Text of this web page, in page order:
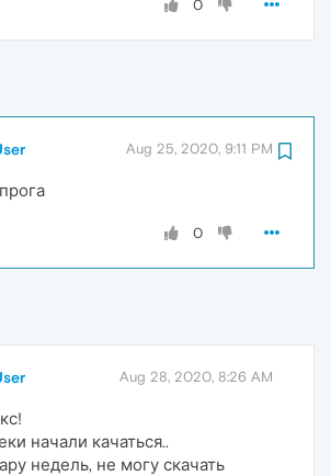
0
Aug 25, 2020, 9:11 PM
0
Aug 28, 2020, 8:26 AM
начали качаться..
недель, не могу скачать